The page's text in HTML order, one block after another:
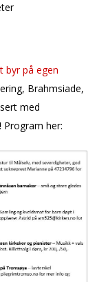
byr på egen
Brahmsiade,
med
Program her: